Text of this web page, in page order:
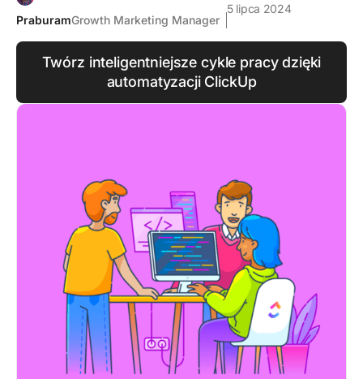
PraburamGrowth Marketing Manager
5 lipca 2024
Twórz inteligentniejsze cykle pracy dzięki
automatyzacji ClickUp